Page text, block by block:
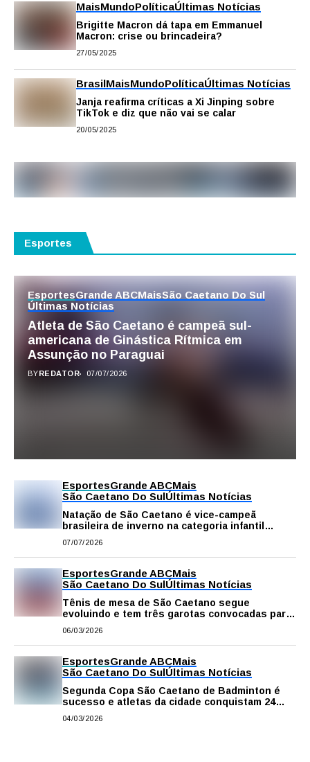
MaisMundoPolíticaÚltimas Notícias
Brigitte Macron dá tapa em Emmanuel
Macron: crise ou brincadeira?
27/05/2025
BrasilMaisMundoPolíticaÚltimas Notícias
Janja reafirma críticas a Xi Jinping sobre
TikTok e diz que não vai se calar
20/05/2025
Esportes
EsportesGrande ABCMaisSão Caetano Do Sul
Últimas Notícias
Atleta de São Caetano é campeã sul-
americana de Ginástica Rítmica em
Assunção no Paraguai
BYREDATOR 07/07/2026
EsportesGrande ABCMais
São Caetano Do SulÚltimas Notícias
Natação de São Caetano é vice-campeã
brasileira de inverno na categoria infantil
feminino
07/07/2026
EsportesGrande ABCMais
São Caetano Do SulÚltimas Notícias
Tênis de mesa de São Caetano segue
evoluindo e tem três garotas convocadas para
a Seleção Brasileira Sub-15
06/03/2026
EsportesGrande ABCMais
São Caetano Do SulÚltimas Notícias
Segunda Copa São Caetano de Badminton é
sucesso e atletas da cidade conquistam 24
medalhas sendo 11 de ouro
04/03/2026